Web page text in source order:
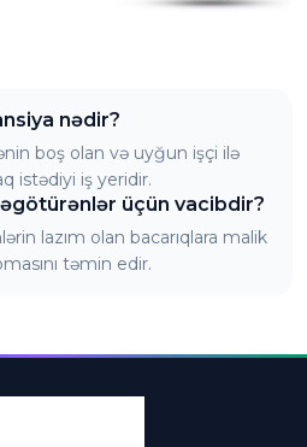
nədir?
boş olan və uyğun işçi ilə
istədiyi iş yeridir.
üçün vacibdir?
lazım olan bacarıqlara malik
təmin edir.